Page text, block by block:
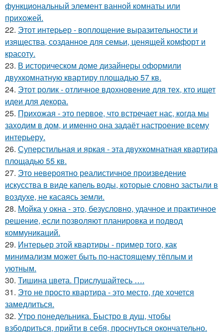
функциональный элемент ванной комнаты или
прихожей.
22. Этот интерьер - воплощение выразительности и
изящества, созданное для семьи, ценящей комфорт и
красоту.
23. В историческом доме дизайнеры оформили
двухкомнатную квартиру площадью 57 кв.
24. Этот ролик - отличное вдохновение для тех, кто ищет
идеи для декора.
25. Прихожая - это первое, что встречает нас, когда мы
заходим в дом, и именно она задаёт настроение всему
интерьеру.
26. Суперстильная и яркая - эта двухкомнатная квартира
площадью 55 кв.
27. Это невероятно реалистичное произведение
искусства в виде капель воды, которые словно застыли в
воздухе, не касаясь земли.
28. Мойка у окна - это, безусловно, удачное и практичное
решение, если позволяют планировка и подвод
коммуникаций.
29. Интерьер этой квартиры - пример того, как
минимализм может быть по-настоящему тёплым и
уютным.
30. Тишина цвета. Прислушайтесь ….
31. Это не просто квартира - это место, где хочется
замедлиться.
32. Утро понедельника. Быстро в душ, чтобы
взбодриться, прийти в себя, проснуться окончательно.